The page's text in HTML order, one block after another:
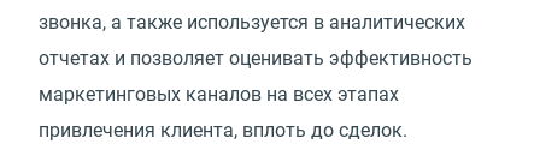
звонка, а также используется в аналитических
отчетах и позволяет оценивать эффективность
маркетинговых каналов на всех этапах
привлечения клиента, вплоть до сделок.